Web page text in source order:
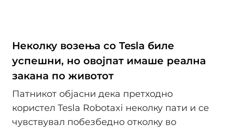
Неколку возења со Tesla биле
успешни, но овојпат имаше реална
закана по животот
Патникот објасни дека претходно
користел Tesla Robotaxi неколку пати и се
чувствувал побезбедно отколку во